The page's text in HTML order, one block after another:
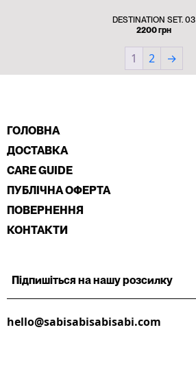
DESTINATION SET. 03
2200грн
1 2 →
ГОЛОВНА
ДОСТАВКА
CARE GUIDE
ПУБЛІЧНА ОФЕРТА
ПОВЕРНЕННЯ
КОНТАКТИ
hello@sabisabisabisabi.com